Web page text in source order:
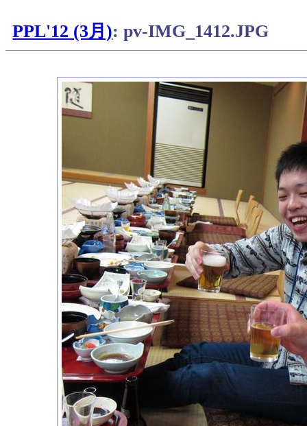
PPL'12 (3月): pv-IMG_1412.JPG